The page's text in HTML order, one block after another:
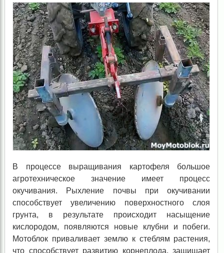
В процессе выращивания картофеля большое
агротехническое значение имеет процесс
окучивания. Рыхление почвы при окучивании
способствует увеличению поверхностного слоя
грунта, в результате происходит насыщение
кислородом, появляются новые клубни и побеги.
Мотоблок приваливает землю к стеблям растения,
что способствует развитию корнеплода, защищает